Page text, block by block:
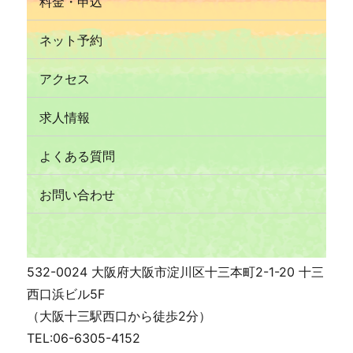
ネット予約
アクセス
求人情報
よくある質問
お問い合わせ
532-0024 大阪府大阪市淀川区十三本町2-1-20 十三
西口浜ビル5F
（大阪十三駅西口から徒歩2分）
TEL:06-6305-4152